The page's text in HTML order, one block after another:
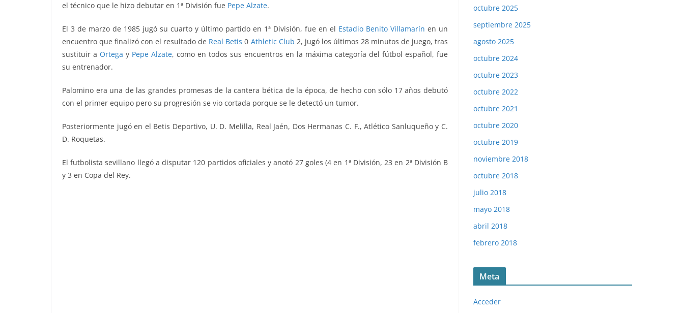
el técnico que le hizo debutar en 1ª División fue Pepe Alzate.
El 3 de marzo de 1985 jugó su cuarto y último partido en 1ª División, fue en el Estadio Benito Villamarín en un
encuentro que finalizó con el resultado de Real Betis 0 Athletic Club 2, jugó los últimos 28 minutos de juego, tras
sustituir a Ortega y Pepe Alzate, como en todos sus encuentros en la máxima categoría del fútbol español, fue
su entrenador.
Palomino era una de las grandes promesas de la cantera bética de la época, de hecho con sólo 17 años debutó
con el primer equipo pero su progresión se vio cortada porque se le detectó un tumor.
Posteriormente jugó en el Betis Deportivo, U. D. Melilla, Real Jaén, Dos Hermanas C. F., Atlético Sanluqueño y C.
D. Roquetas.
El futbolista sevillano llegó a disputar 120 partidos oficiales y anotó 27 goles (4 en 1ª División, 23 en 2ª División B
y 3 en Copa del Rey.
Fútbol 85-86. Campeonato de Liga. Palomino (Real
octubre 2025
septiembre 2025
agosto 2025
octubre 2024
octubre 2023
octubre 2022
octubre 2021
octubre 2020
octubre 2019
noviembre 2018
octubre 2018
julio 2018
mayo 2018
abril 2018
febrero 2018
Meta
Acceder